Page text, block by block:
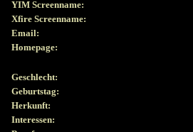
YIM Screenname:
Xfire Screenname:
Email:
Homepage:
Geschlecht:
Geburtstag:
Herkunft:
Interessen: